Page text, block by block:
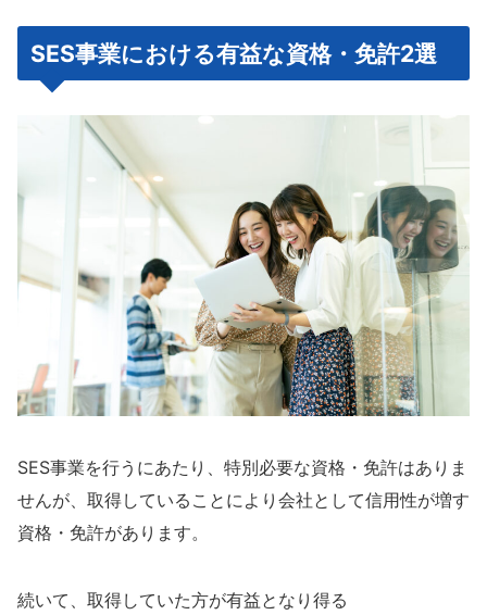
SES事業における有益な資格・免許2選
SES事業を行うにあたり、特別必要な資格・免許はありま
せんが、取得していることにより会社として信用性が増す
資格・免許があります。
続いて、取得していた方が有益となり得る